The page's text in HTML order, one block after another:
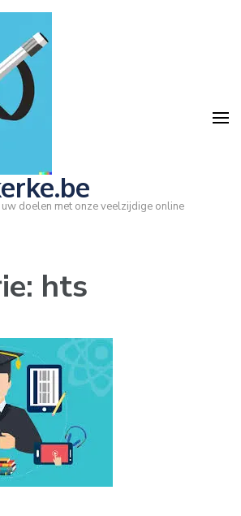
doelen met onze veelzijdige online
hts